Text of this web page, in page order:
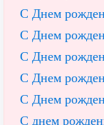
С Днем
С Днем
С Днем
С Днем
С Днем
С днем